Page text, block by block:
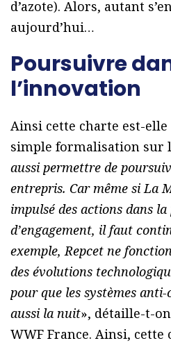
d’azote). Alors, autant
aujourd’hui…
Poursuivre
l’innovation
Ainsi cette charte est-elle
simple formalisation sur
aussi permettre de
entrepris. Car même si La
impulsé des actions dans
d’engagement, il faut
exemple, Repcet ne
des évolutions
pour que les systèmes
aussi la nuit», détaille-t-
WWF France. Ainsi,